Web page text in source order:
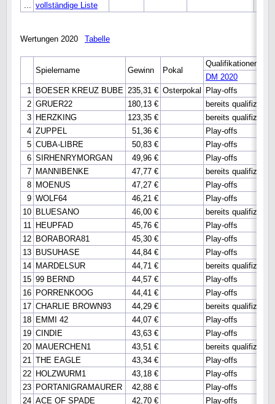
... vollständige Liste
Wertungen 2020 Tabelle
Spielername Gewinn Pokal
Qualifikationen
DM 2020
1 BOESER KREUZ BUBE 235,31 € Osterpokal Play-offs
2 GRUER22 180,13 € bereits qualifiziert
3 HERZKING 123,35 € bereits qualifiziert
4 ZUPPEL 51,36 € Play-offs
5 CUBA-LIBRE 50,83 € Play-offs
6 SIRHENRYMORGAN 49,96 € Play-offs
7 MANNIBENKE 47,77 € bereits qualifiziert
8 MOENUS 47,27 € Play-offs
9 WOLF64 46,21 €
Play-offs
10 BLUESANO 46,00 €
bereits qualifiziert
11 HEUPFAD 45,76 €
Play-offs
12 BORABORA81 45,30 €
Play-offs
13 BUSUHASE 44,84 €
Play-offs
14 MARDELSUR 44,71 €
bereits qualifiziert
15 99 BERND 44,57 €
Play-offs
16 PORRENKOOG 44,41 €
Play-offs
17 CHARLIE BROWN93 44,29 €
bereits qualifiziert
18 EMMI 42 44,07 €
Play-offs
19 CINDIE 43,63 €
Play-offs
20 MAUERCHEN1 43,51 €
bereits qualifiziert
21 THE EAGLE 43,34 €
Play-offs
22 HOLZWURM1 43,18 €
Play-offs
23 PORTANIGRAMAURER 42,88 €
Play-offs
24 ACE OF SPADE 42,70 € Play-offs